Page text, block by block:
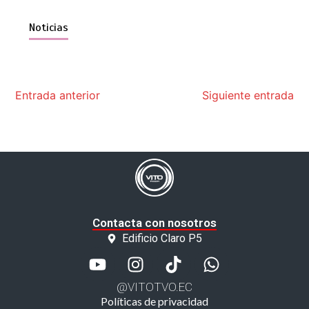
Noticias
Entrada anterior Siguiente entrada
Contacta con nosotros
Edificio Claro P5
@VITOTVO.EC
Políticas de privacidad